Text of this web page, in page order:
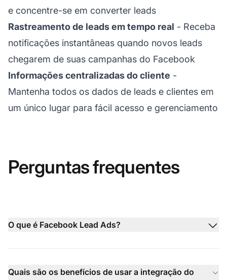
e concentre-se em converter leads
Rastreamento de leads em tempo real - Receba
notificações instantâneas quando novos leads
chegarem de suas campanhas do Facebook
Informações centralizadas do cliente -
Mantenha todos os dados de leads e clientes em
um único lugar para fácil acesso e gerenciamento
Perguntas frequentes
O que é Facebook Lead Ads?
Quais são os benefícios de usar a integração do